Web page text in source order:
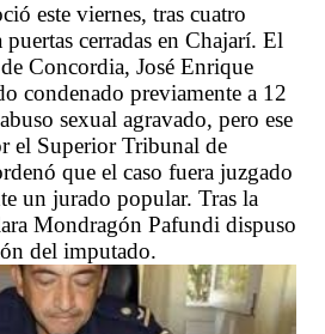
este viernes, tras cuatro
puertas cerradas en Chajarí. El
Concordia, José Enrique
condenado previamente a 12
sexual agravado, pero ese
el Superior Tribunal de
que el caso fuera juzgado
un jurado popular. Tras la
Mondragón Pafundi dispuso
del imputado.